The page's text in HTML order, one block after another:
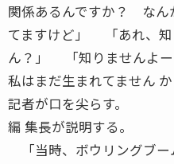
関係あるんですか？ なん
てますけど」 「あれ、
ん？」 「知りませんよー
私はまだ生まれてません
記者が口を尖らす。
編 集長が説明する。
「当時、ボウリングブ